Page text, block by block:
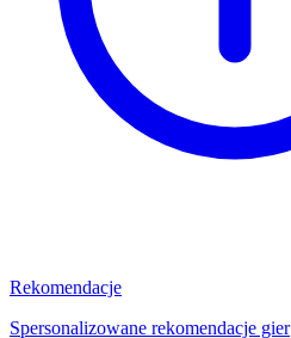
Rekomendacje
Spersonalizowane rekomendacje gier